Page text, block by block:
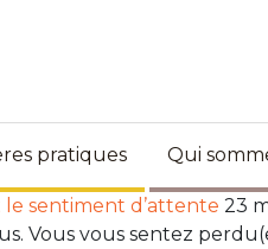
pratiques Qui
le sentiment d’attente 23
Vous vous sentez